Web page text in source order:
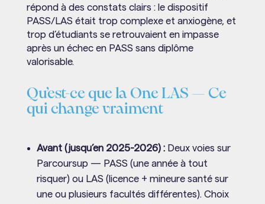
répond à des constats clairs : le dispositif
PASS/LAS était trop complexe et anxiogène, et
trop d’étudiants se retrouvaient en impasse
après un échec en PASS sans diplôme
valorisable.
Qu’est-ce que la One LAS — Ce
qui change vraiment
Avant (jusqu’en 2025-2026) :Deux voies sur
Parcoursup — PASS (une année à tout
risquer) ou LAS (licence + mineure santé sur
une ou plusieurs facultés différentes). Choix